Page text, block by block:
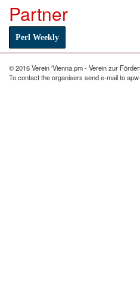
Partner
Perl Weekly
© 2016 Verein 'Vienna.pm - Verein zur
To contact the organisers send e-mail to